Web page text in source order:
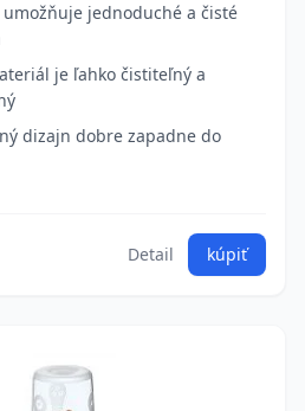
umožňuje jednoduché a čisté
je ľahko čistiteľný a
dizajn dobre zapadne do
Detail kúpiť